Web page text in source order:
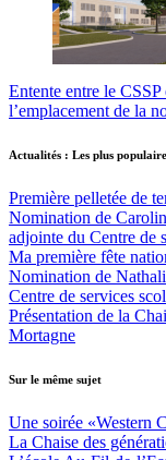
Entente entre le
l’emplacement de la
Actualités : Les plus
Première pelletée de
Nomination de
adjointe du Centre de
Ma première fête
Nomination de
Centre de services
Présentation de la
Mortagne
Sur le même sujet
Une soirée «Western
La Chaise des